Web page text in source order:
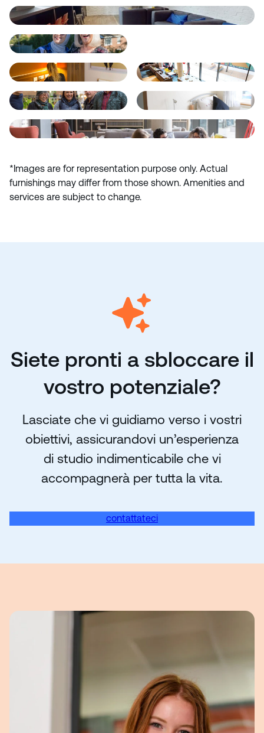
*Images are for representation purpose only. Actual
furnishings may differ from those shown. Amenities and
services are subject to change.
Siete pronti a sbloccare il
vostro potenziale?
Lasciate che vi guidiamo verso i vostri
obiettivi, assicurandovi un’esperienza
di studio indimenticabile che vi
accompagnerà per tutta la vita.
contattateci